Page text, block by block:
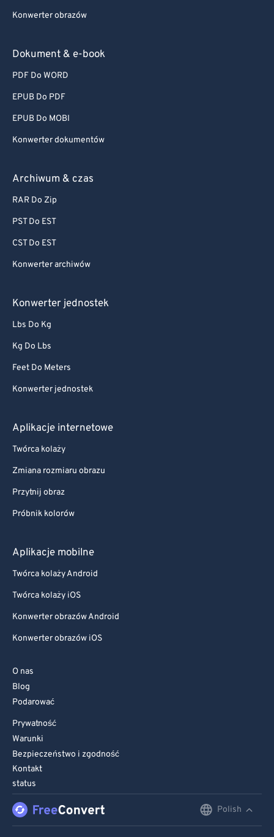
Konwerter obrazów
Dokument & e-book
PDF Do WORD
EPUB Do PDF
EPUB Do MOBI
Konwerter dokumentów
Archiwum & czas
RAR Do Zip
PST Do EST
CST Do EST
Konwerter archiwów
Konwerter jednostek
Lbs Do Kg
Kg Do Lbs
Feet Do Meters
Konwerter jednostek
Aplikacje internetowe
Twórca kolaży
Zmiana rozmiaru obrazu
Przytnij obraz
Próbnik kolorów
Aplikacje mobilne
Twórca kolaży Android
Twórca kolaży iOS
Konwerter obrazów Android
Konwerter obrazów iOS
O nas
Blog
Podarować
Prywatność
Warunki
Bezpieczeństwo i zgodność
Kontakt
status
Polish